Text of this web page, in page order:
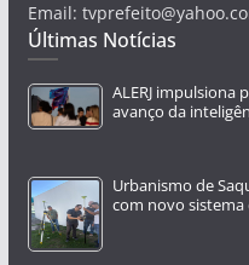
Email:
Últimas Notícias
ALERJ impulsiona
avanço da
Urbanismo de
com novo sistema